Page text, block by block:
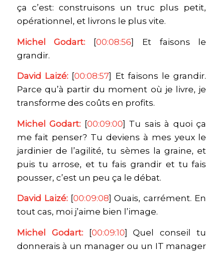
ça c’est: construisons un truc plus petit,
opérationnel, et livrons le plus vite.
Michel Godart: [00:08:56] Et faisons le
grandir.
David Laizé: [00:08:57] Et faisons le grandir.
Parce qu’à partir du moment où je livre, je
transforme des coûts en profits.
Michel Godart: [00:09:00] Tu sais à quoi ça
me fait penser? Tu deviens à mes yeux le
jardinier de l’agilité, tu sèmes la graine, et
puis tu arrose, et tu fais grandir et tu fais
pousser, c’est un peu ça le débat.
David Laizé: [00:09:08] Ouais, carrément. En
tout cas, moi j’aime bien l’image.
Michel Godart: [00:09:10] Quel conseil tu
donnerais à un manager ou un IT manager